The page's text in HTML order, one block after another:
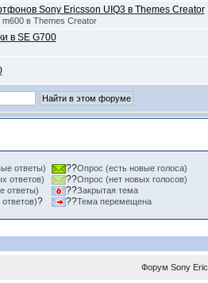
Sony Ericsson UIQ3 в Themes Creator
в Themes Creator
в SE G700
ответы)
ответов)
ответы)
?
??Опрос (есть новые голоса)
??Опрос (нет новых голосов)
??Закрытая тема
??Тема перемещена
Форум Sony